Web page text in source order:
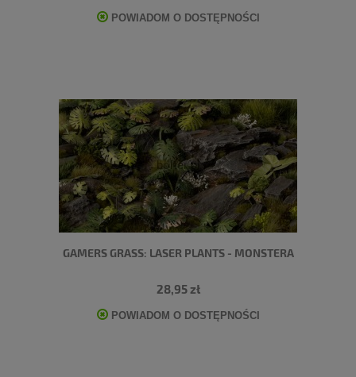
POWIADOM O DOSTĘPNOŚCI
GAMERS GRASS: LASER PLANTS - MONSTERA
28,95 zł
POWIADOM O DOSTĘPNOŚCI